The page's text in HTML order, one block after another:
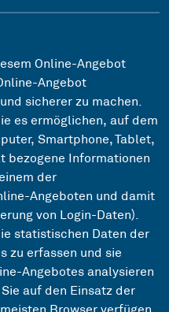
Online-Angebot
Angebot
sicherer zu machen.
es ermöglichen, auf dem
Smartphone, Tablet,
bezogene Informationen
der
Angeboten und damit
von Login-Daten).
statistischen Daten der
zu erfassen und sie
Angebotes analysieren
auf den Einsatz der